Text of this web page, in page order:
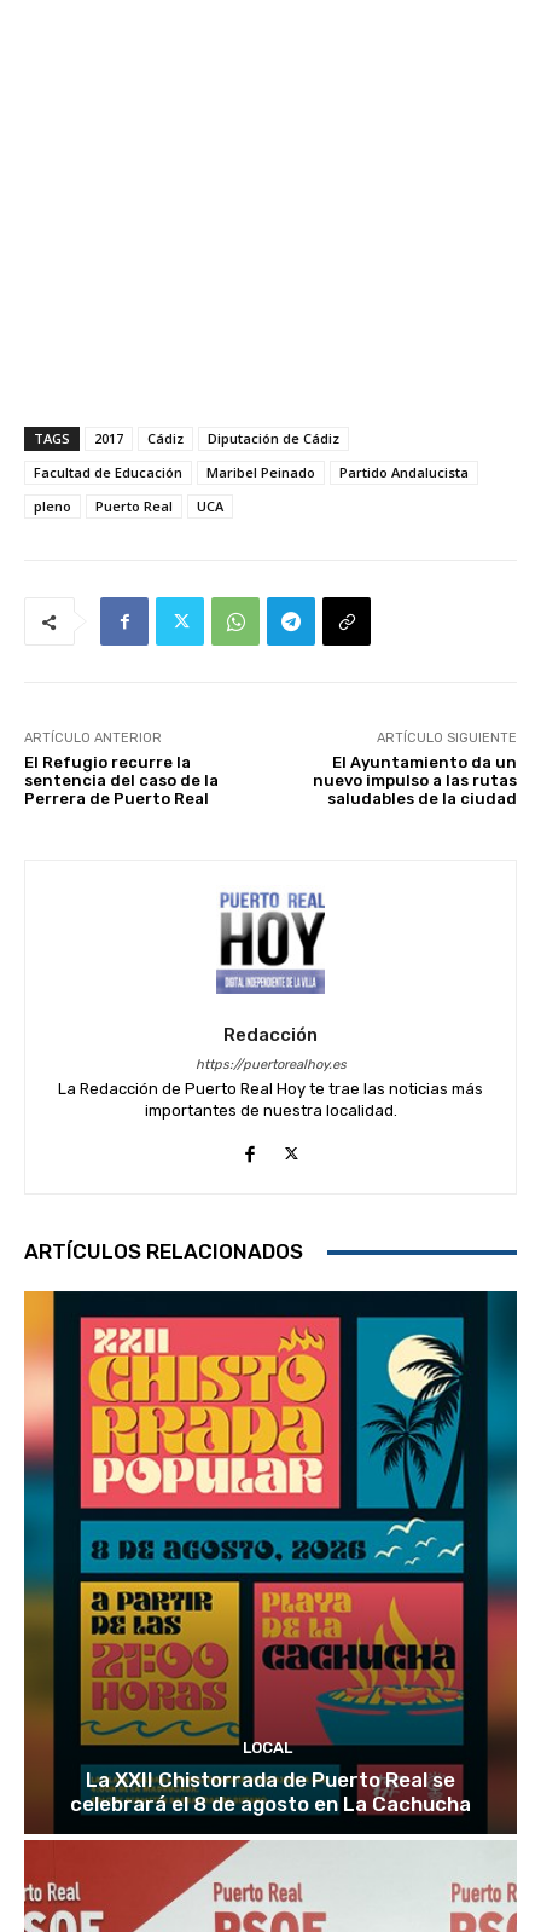
TAGS 2017 Cádiz
Diputación de Cádiz
Facultad de Educación
Maribel Peinado
Partido Andalucista
pleno
Puerto Real UCA
ARTÍCULO ANTERIOR
El Refugio recurre la
sentencia del caso de la
Perrera de Puerto Real
ARTÍCULO SIGUIENTE
El Ayuntamiento da un
nuevo impulso a las rutas
saludables de la ciudad
Redacción
https://puertorealhoy.es
La Redacción de Puerto Real Hoy te trae las noticias más
importantes de nuestra localidad.
ARTÍCULOS RELACIONADOS
LOCAL
La XXII Chistorrada de Puerto Real se
celebrará el 8 de agosto en La Cachucha